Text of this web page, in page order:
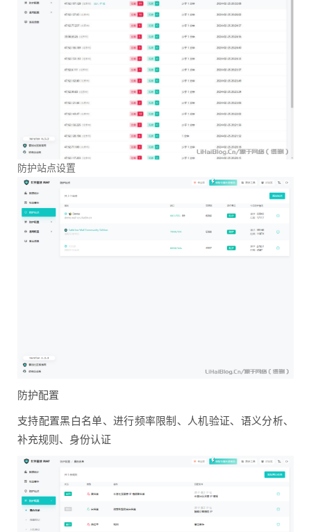
防护站点设置
防护配置
支持配置黑白名单、进行频率限制、人机验证、语义分析、
补充规则、身份认证